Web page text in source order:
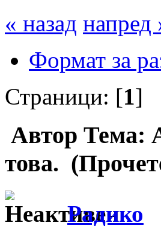
« назад напред
Формат за
Страници: [1]
Автор Тема:
това.
Радико